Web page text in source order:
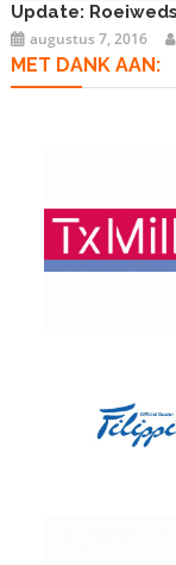
Update:
augustus 7, 2016
MET DANK AAN: